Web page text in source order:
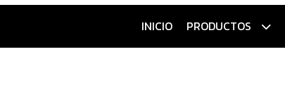
INICIO PRODUCTOS